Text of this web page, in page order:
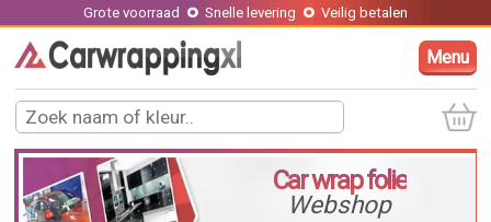
Grote voorraad Snelle levering Veilig betalen
Menu
Car wrap folie
Webshop